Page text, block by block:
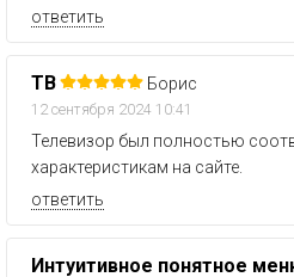
ответить
ТВ Борис
12 сентября 2024 10:41
Телевизор был полностью
характеристикам на сайте.
ответить
Интуитивное понятное